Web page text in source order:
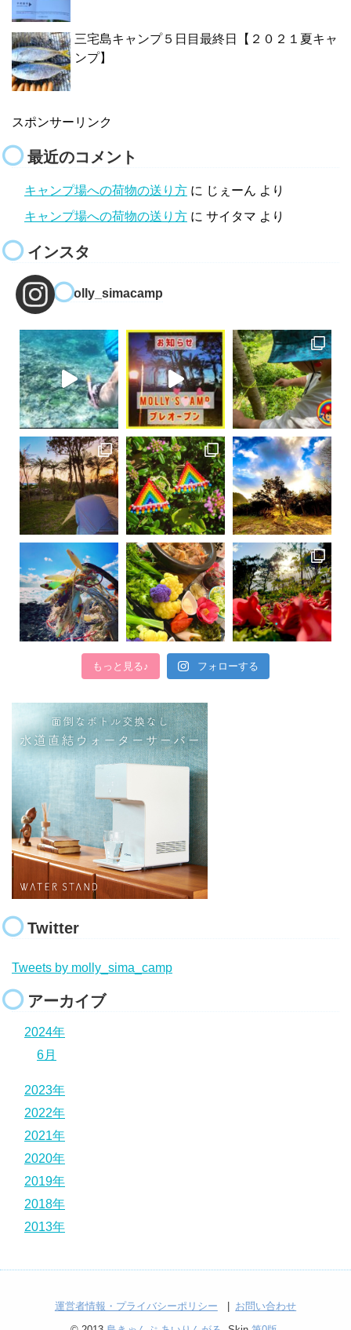
三宅島キャンプ５日目最終日【２０２１夏キャ
ンプ】
スポンサーリンク
最近のコメント
キャンプ場への荷物の送り方 に じぇーん より
キャンプ場への荷物の送り方 に サイタマ より
インスタ
molly_simacamp
もっと見る♪ フォローする
Twitter
Tweets by molly_sima_camp
アーカイブ
2024年
6月
2023年
2022年
2021年
2020年
2019年
2018年
2013年
運営者情報・プライバシーポリシー
お問い合わせ